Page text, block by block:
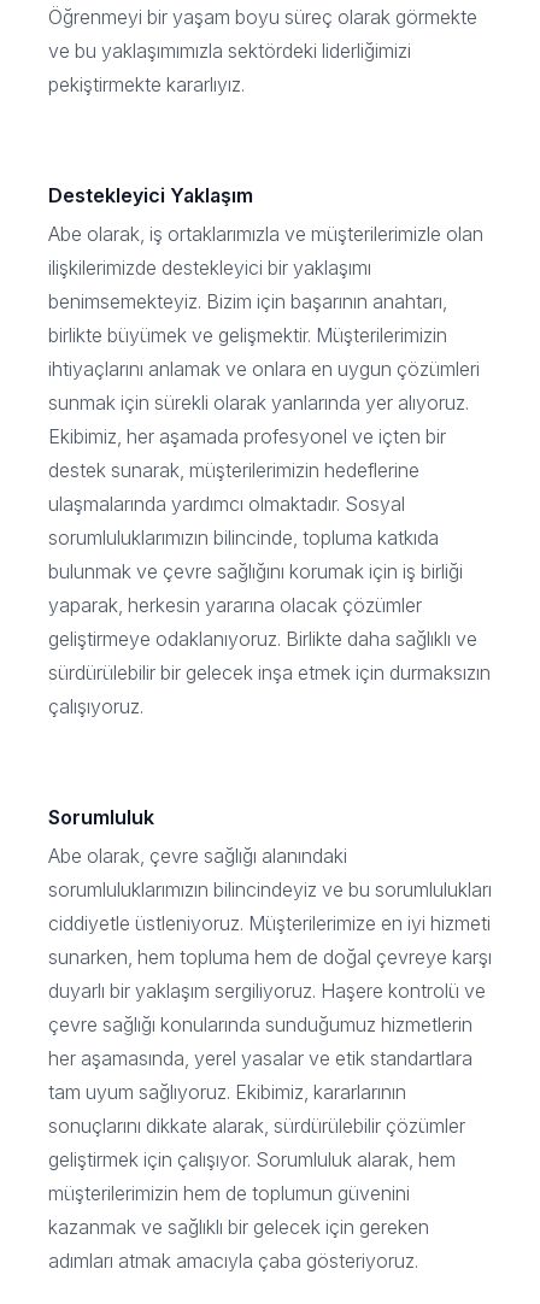
Öğrenmeyi bir yaşam boyu süreç olarak görmekte
ve bu yaklaşımımızla sektördeki liderliğimizi
pekiştirmekte kararlıyız.
Destekleyici Yaklaşım
Abe olarak, iş ortaklarımızla ve müşterilerimizle olan
ilişkilerimizde destekleyici bir yaklaşımı
benimsemekteyiz. Bizim için başarının anahtarı,
birlikte büyümek ve gelişmektir. Müşterilerimizin
ihtiyaçlarını anlamak ve onlara en uygun çözümleri
sunmak için sürekli olarak yanlarında yer alıyoruz.
Ekibimiz, her aşamada profesyonel ve içten bir
destek sunarak, müşterilerimizin hedeflerine
ulaşmalarında yardımcı olmaktadır. Sosyal
sorumluluklarımızın bilincinde, topluma katkıda
bulunmak ve çevre sağlığını korumak için iş birliği
yaparak, herkesin yararına olacak çözümler
geliştirmeye odaklanıyoruz. Birlikte daha sağlıklı ve
sürdürülebilir bir gelecek inşa etmek için durmaksızın
çalışıyoruz.
Sorumluluk
Abe olarak, çevre sağlığı alanındaki
sorumluluklarımızın bilincindeyiz ve bu sorumlulukları
ciddiyetle üstleniyoruz. Müşterilerimize en iyi hizmeti
sunarken, hem topluma hem de doğal çevreye karşı
duyarlı bir yaklaşım sergiliyoruz. Haşere kontrolü ve
çevre sağlığı konularında sunduğumuz hizmetlerin
her aşamasında, yerel yasalar ve etik standartlara
tam uyum sağlıyoruz. Ekibimiz, kararlarının
sonuçlarını dikkate alarak, sürdürülebilir çözümler
geliştirmek için çalışıyor. Sorumluluk alarak, hem
müşterilerimizin hem de toplumun güvenini
kazanmak ve sağlıklı bir gelecek için gereken
adımları atmak amacıyla çaba gösteriyoruz.